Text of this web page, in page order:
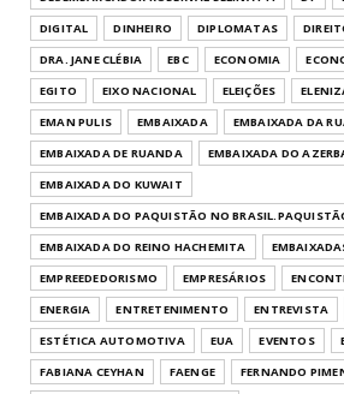
DIGITAL
DINHEIRO DIPLOMATAS
DRA. JANE CLÉBIA
EBC ECONOMIA
EGITO
EIXO NACIONAL ELEIÇÕES
EMAN PULIS
EMBAIXADA
EMBAIXADA DA
EMBAIXADA DE RUANDA
EMBAIXADA DO
EMBAIXADA DO KUWAIT
EMBAIXADA DO PAQUISTÃO NO
EMBAIXADA DO REINO HACHEMITA
EMPREEDEDORISMO
EMPRESÁRIOS
ENERGIA
ENTRETENIMENTO ENTREVISTA
ESTÉTICA AUTOMOTIVA
EUA EVENTOS
FABIANA CEYHAN
FAENGE FERNANDO